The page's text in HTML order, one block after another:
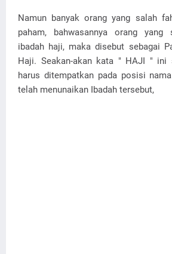
Namun banyak orang yang salah
paham, bahwasannya orang yang
ibadah haji, maka disebut sebagai
Haji. Seakan-akan kata " HAJI " ini
harus ditempatkan pada posisi
telah menunaikan Ibadah tersebut,